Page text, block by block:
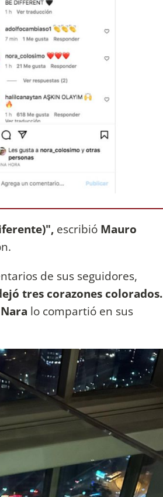
escribió Mauro
de sus seguidores,
tres corazones colorados.
lo compartió en sus